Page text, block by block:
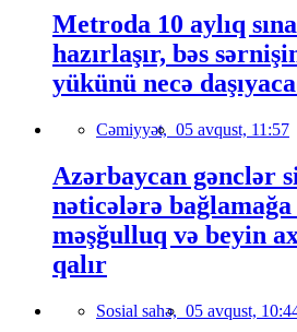
Metroda 10 aylıq
hazırlaşır, bəs
yükünü necə
Cəmiyyət, 05 avqust, 11:57
Azərbaycan gənclər
nəticələrə bağlamağa
məşğulluq və beyin
qalır
Sosial sahə, 05 avqust,